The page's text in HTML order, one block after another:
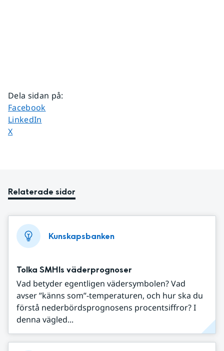
Dela sidan på:
Dela sidan på
Facebook
Dela sidan på
LinkedIn
Dela sidan på
X
Relaterade sidor
Kunskapsbanken
Tolka SMHIs väderprognoser
Vad betyder egentligen vädersymbolen? Vad
avser ”känns som”-temperaturen, och hur ska du
förstå nederbördsprognosens procentsiffror? I
denna vägled...